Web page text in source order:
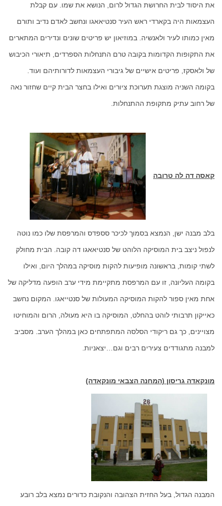
את היסוד לבית החרושת הגדול לרום, הנושא את שמו. עם קבלת
העצמאות היה בקארדי ראש העיר סנטיאאגו ונחשב לאדם נדיב ותורם
מאין כמותו לעיר ולאנשיה. במוזיאון יש פריטים שונים ונדירים המתארים
את התקופות הקדומות בקובה טרם התנחלות הספרדים, תיאורי הכיבוש
של ולאסקז, פריטים אישיים של גיבורי העצמאות לדורותיהם ועוד.
בקומה השניה מוצגת תערוכת ציורים ואילו בחצר הבית קיים שחזור נאה
של רחוב עתיק מתקופת ההתנחלות.
קאסה דה לה טרובה
בלב מבנה ישן, הנמצא בסמוך לכיכר סספדס והמרפסת שלו כמו נוטה
לנפול ניצב בית המוסיקה הלוהט של סנטיאאגו דה קובה. הבית מחולק
לשתי קומות, בראשונה מופיעות להקות מוסיקה במהלך היום, ואילו
בקומה העליונה, זו עם המרפסת מתקיימת מידי ערב הופעה מדליקה של
אחת מאין ספור להקות המוסיקה המעולות של סנטייאגו. המקום נחשב
כאייקון תרבותי לוהט בהחלט, המוסיקה בו היא מעולה, הרום והמוחיטו
מצויינים, כך גם ריקודי הסלסה המתפתחים כאן במהלך הערב. מסביב
למבנה מתגודדים צעירים רבים וגם…יצאניות.
מונקאדה גריסון (המחנה הצבאי מונקאדה)
המבנה הגדול, בעל החזית הצהובה והנקובת כדורים נמצא בלב רובע